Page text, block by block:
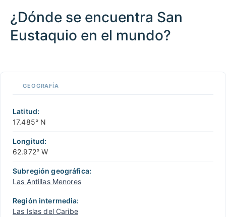
¿Dónde se encuentra San
Eustaquio en el mundo?
100 km / 62.1 mi
−
GEOGRAFÍA
Latitud:
17.485° N
Longitud:
62.972° W
Subregión geográfica:
Las Antillas Menores
Región intermedia:
Las Islas del Caribe